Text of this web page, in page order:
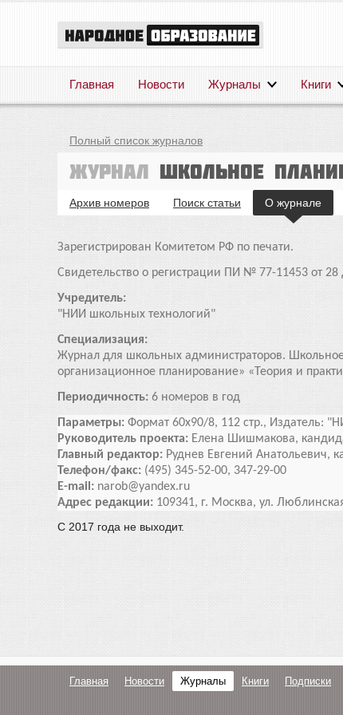
Главная Новости Журналы Книги
Полный список журналов
Журнал Школьное
Архив номеров Поиск статьи О журнале
Зарегистрирован Комитетом РФ по печати.
Свидетельство о регистрации ПИ № 77-11453 от 28
Учредитель:
"НИИ школьных технологий"
Специализация:
Журнал для школьных администраторов.
организационное планирование» «Теория и
Периодичность: 6 номеров в год
Параметры: Формат 60х90/8, 112 стр., Издатель:
Руководитель проекта: Елена Шишмакова,
Главный редактор: Руднев Евгений Анатольевич,
Телефон/факс: (495) 345-52-00, 347-29-00
E-mail: narob@yandex.ru
Адрес редакции: 109341, г. Москва, ул.
С 2017 года не выходит.
Главная Новости Журналы Книги Подписки